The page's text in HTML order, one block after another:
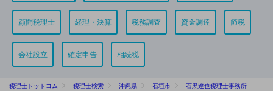
顧問税理士 経理・決算 税務調査 資金調達 節税
会社設立 確定申告 相続税
税理士ドットコム 税理士検索 沖縄県 石垣市 石黒達也税理士事務所